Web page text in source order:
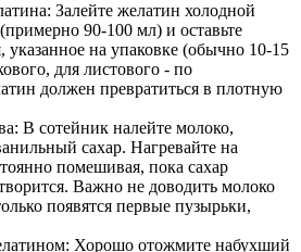
Залейте желатин холодной
90-100 мл) и оставьте
указанное на упаковке (обычно 10-15
для листового - по
должен превратиться в плотную
В сотейник налейте молоко,
сахар. Нагревайте на
помешивая, пока сахар
Важно не доводить молоко
появятся первые пузырьки,
Хорошо отожмите набухший